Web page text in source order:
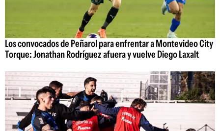
Los convocados de Peñarol para enfrentar a Montevideo City
Torque: Jonathan Rodríguez afuera y vuelve Diego Laxalt